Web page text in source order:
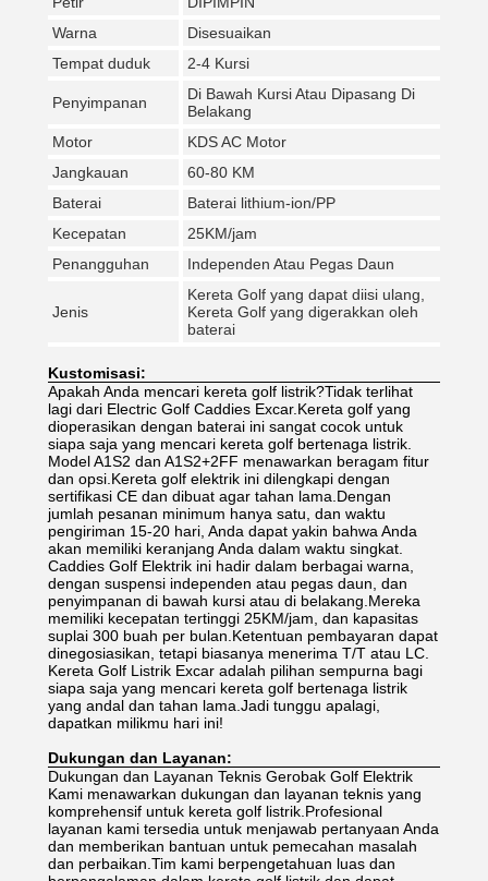
Warna
Disesuaikan
Tempat duduk
2-4 Kursi
Penyimpanan
Di Bawah Kursi Atau Dipasang Di
Belakang
Motor
KDS AC Motor
Jangkauan
60-80 KM
Baterai
Baterai lithium-ion/PP
Kecepatan
25KM/jam
Penangguhan
Independen Atau Pegas Daun
Jenis
Kereta Golf yang dapat diisi ulang,
Kereta Golf yang digerakkan oleh
baterai
Kustomisasi:
Apakah Anda mencari kereta golf listrik?Tidak terlihat
lagi dari Electric Golf Caddies Excar.Kereta golf yang
dioperasikan dengan baterai ini sangat cocok untuk
siapa saja yang mencari kereta golf bertenaga listrik.
Model A1S2 dan A1S2+2FF menawarkan beragam fitur
dan opsi.Kereta golf elektrik ini dilengkapi dengan
sertifikasi CE dan dibuat agar tahan lama.Dengan
jumlah pesanan minimum hanya satu, dan waktu
pengiriman 15-20 hari, Anda dapat yakin bahwa Anda
akan memiliki keranjang Anda dalam waktu singkat.
Caddies Golf Elektrik ini hadir dalam berbagai warna,
dengan suspensi independen atau pegas daun, dan
penyimpanan di bawah kursi atau di belakang.Mereka
memiliki kecepatan tertinggi 25KM/jam, dan kapasitas
suplai 300 buah per bulan.Ketentuan pembayaran dapat
dinegosiasikan, tetapi biasanya menerima T/T atau LC.
Kereta Golf Listrik Excar adalah pilihan sempurna bagi
siapa saja yang mencari kereta golf bertenaga listrik
yang andal dan tahan lama.Jadi tunggu apalagi,
dapatkan milikmu hari ini!
Dukungan dan Layanan:
Dukungan dan Layanan Teknis Gerobak Golf Elektrik
Kami menawarkan dukungan dan layanan teknis yang
komprehensif untuk kereta golf listrik.Profesional
layanan kami tersedia untuk menjawab pertanyaan Anda
dan memberikan bantuan untuk pemecahan masalah
dan perbaikan.Tim kami berpengetahuan luas dan